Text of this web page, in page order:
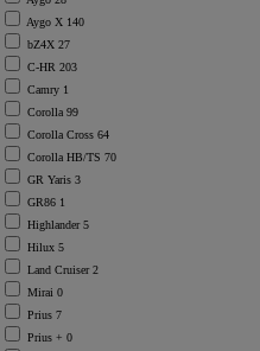
À partir de
ou financement à partir de
Aygo X 140
bZ4X 27
C-HR 203
Camry 1
Corolla 99
Corolla Cross 64
Corolla HB/TS 70
GR Yaris 3
GR86 1
Highlander5
Hilux 5
Land Cruiser2
Mirai 0
Prius 7
Prius + 0